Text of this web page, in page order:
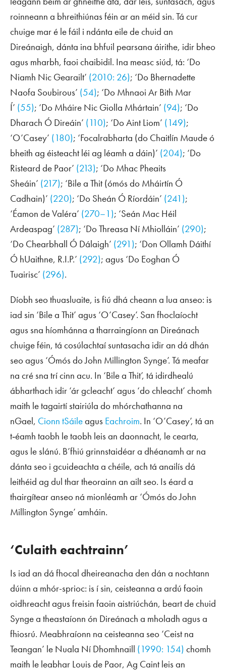
roinneann a bhreithiúnas féin ar an méid sin. Tá cur
chuige mar é le fáil i ndánta eile de chuid an
Direánaigh, dánta ina bhfuil pearsana áirithe, idir bheo
agus mharbh, faoi chaibidil. Ina measc siúd, tá: ‘Do
Niamh Nic Gearailt’ (2010: 26); ‘Do Bhernadette
Naofa Soubirous’ (54); ‘Do Mhnaoi Ar Bith Mar
Í’ (55); ‘Do Mháire Nic Giolla Mhártain’ (94); ‘Do
Dharach Ó Direáin’ (110); ‘Do Aint Liom’ (149);
‘O’Casey’ (180); ‘Focalrabharta (do Chaitlín Maude ó
bheith ag éisteacht léi ag léamh a dáin)’ (204); ‘Do
Risteard de Paor’ (213); ‘Do Mhac Pheaits
Sheáin’ (217); ‘Bile a Thit (ómós do Mháirtín Ó
Cadhain)’ (220); ‘Do Sheán Ó Ríordáin’ (241);
‘Éamon de Valéra’ (270–1); ‘Seán Mac Héil
Ardeaspag’ (287); ‘Do Threasa Ní Mhiolláin’ (290);
‘Do Chearbhall Ó Dálaigh’ (291); ‘Don Ollamh Dáithí
Ó hUaithne, R.I.P.’ (292); agus ‘Do Eoghan Ó
Tuairisc’ (296).
Díobh seo thuasluaite, is fiú dhá cheann a lua anseo: is
iad sin ‘Bile a Thit’ agus ‘O’Casey’. San fhoclaíocht
agus sna híomhánna a tharraingíonn an Direánach
chuige féin, tá cosúlachtaí suntasacha idir an dá dhán
seo agus ‘Ómós do John Millington Synge’. Tá meafar
na cré sna trí cinn acu. In ‘Bile a Thit’, tá idirdhealú
ábharthach idir ‘ár gcleacht’ agus ‘do chleacht’ chomh
maith le tagairtí stairiúla do mhórchathanna na
nGael, Cionn tSáileagus Eachroim. In ‘O’Casey’, tá an
t‑éamh taobh le taobh leis an daonnacht, le cearta,
agus le slánú. B’fhiú grinnstaidéar a dhéanamh ar na
dánta seo i gcuideachta a chéile, ach tá anailís dá
leithéid ag dul thar theorainn an ailt seo. Is éard a
thairgítear anseo ná mionléamh ar ‘Ómós do John
Millington Synge’ amháin.
‘Culaith eachtrainn’
Is iad an dá fhocal dheireanacha den dán a nochtann
dúinn a mhór-sprioc: is í sin, ceisteanna a ardú faoin
oidhreacht agus freisin faoin aistriúchán, beart de chuid
Synge a theastaíonn ón Direánach a mholadh agus a
fhiosrú. Meabhraíonn na ceisteanna seo ‘Ceist na
Teangan’ le Nuala Ní Dhomhnaill (1990: 154) chomh
maith le leabhar Louis de Paor, Ag Caint leis an